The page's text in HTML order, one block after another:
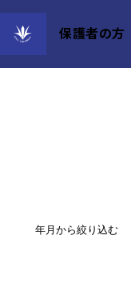
保護者の方
Events